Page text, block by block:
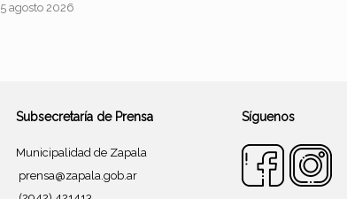
5 agosto 2026
Subsecretaría de Prensa
Municipalidad de Zapala
prensa@zapala.gob.ar
Síguenos